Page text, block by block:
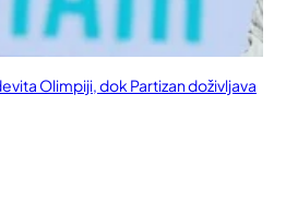
Olimpiji, dok Partizan doživljava